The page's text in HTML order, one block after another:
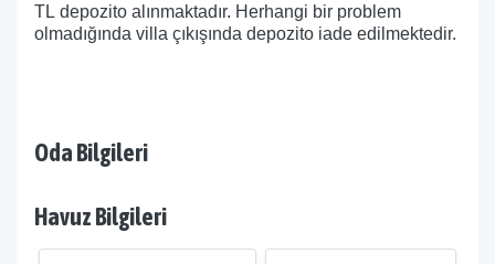
TL depozito alınmaktadır. Herhangi bir problem
olmadığında villa çıkışında depozito iade edilmektedir.
Oda Bilgileri
Havuz Bilgileri